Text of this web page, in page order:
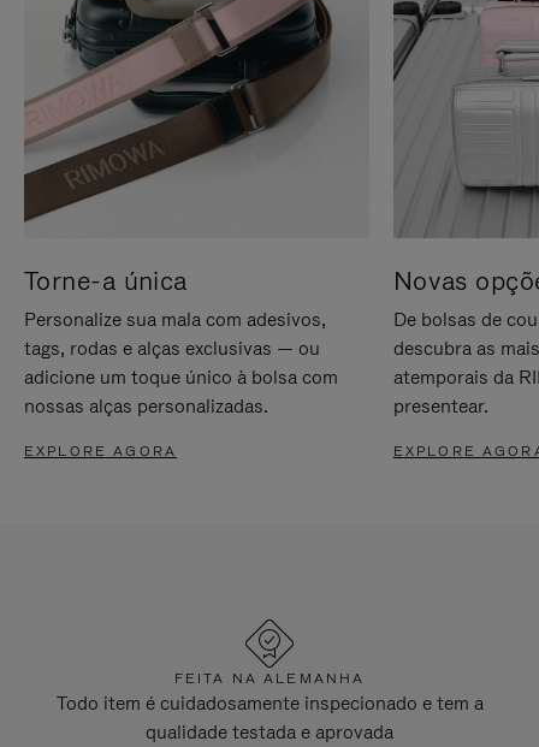
Torne-a única
Personalize sua mala com adesivos,
tags, rodas e alças exclusivas — ou
adicione um toque único à bolsa com
nossas alças personalizadas.
EXPLORE AGORA
Novas
De bolsas de
descubra as
atemporais da
presentear.
EXPLORE
FEITA NA ALEMANHA
Todo item é cuidadosamente inspecionado e tem a
qualidade testada e aprovada